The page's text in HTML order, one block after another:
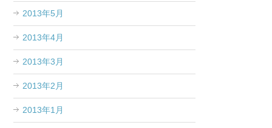
2013年5月
2013年4月
2013年3月
2013年2月
2013年1月